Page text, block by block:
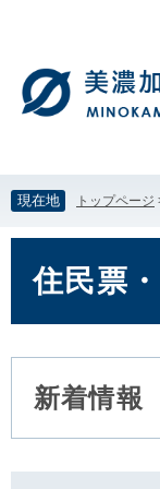
す。
し
て
本
文
現在地 トップページ
住民票
新着情報